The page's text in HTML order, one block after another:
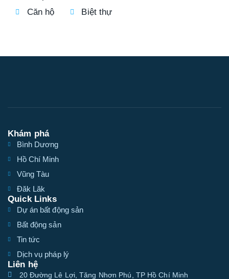
Căn hộ
Biệt thự
Khám phá
Bình Dương
Hồ Chí Minh
Vũng Tàu
Đăk Lăk
Quick Links
Dự án bất động sản
Bất động sản
Tin tức
Dịch vụ pháp lý
Liên hệ
20 Đường Lê Lợi, Tăng Nhơn Phú, TP Hồ Chí Minh